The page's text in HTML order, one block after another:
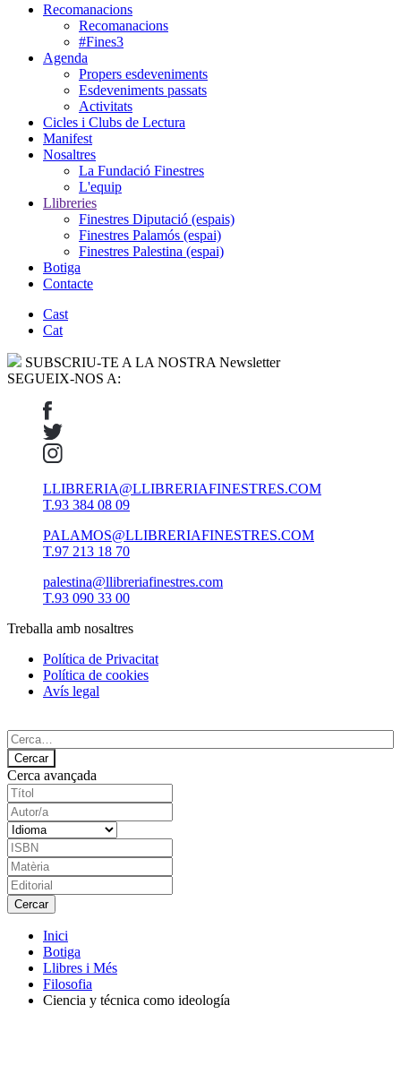
Recomanacions
Recomanacions
#Fines3
Agenda
Propers esdeveniments
Esdeveniments passats
Activitats
Cicles i Clubs de Lectura
Manifest
Nosaltres
La Fundació Finestres
L'equip
Llibreries
Finestres Diputació (espais)
Finestres Palamós (espai)
Finestres Palestina (espai)
Botiga
Contacte
Cast
Cat
SUBSCRIU-TE A LA NOSTRA Newsletter
SEGUEIX-NOS A:
LLIBRERIA@LLIBRERIAFINESTRES.COM
T.93 384 08 09
PALAMOS@LLIBRERIAFINESTRES.COM
T.97 213 18 70
palestina@llibreriafinestres.com
T.93 090 33 00
Treballa amb nosaltres
Política de Privacitat
Política de cookies
Avís legal
Cerca avançada
Inici
Botiga
Llibres i Més
Filosofia
Ciencia y técnica como ideología